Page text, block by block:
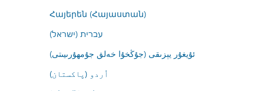
Հայերեն (Հայաստան)
עברית (ישראל)
ئۇيغۇر يېزىقى (جۇڭخۇا خەلق جۇمھۇرىيىتى)
اُردو (پاکستان)